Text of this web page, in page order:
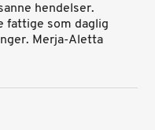
hendelser.
fattige som daglig
Merja-Aletta